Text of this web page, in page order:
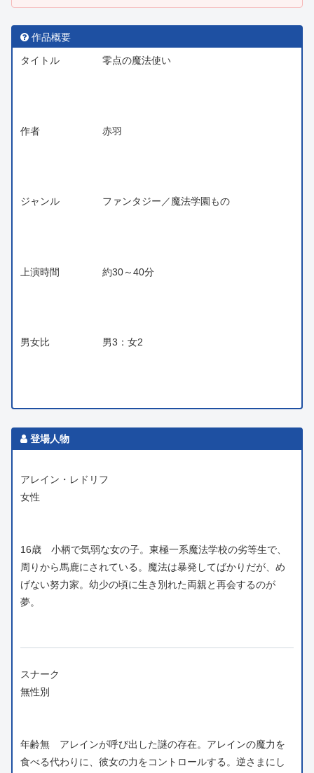
作品概要
タイトル 零点の魔法使い
作者 赤羽
ジャンル ファンタジー／魔法学園もの
上演時間 約30～40分
男女比 男3：女2
登場人物
アレイン・レドリフ
女性
16歳 小柄で気弱な女の子。東極一系魔法学校の劣等生で、
周りから馬鹿にされている。魔法は暴発してばかりだが、め
げない努力家。幼少の頃に生き別れた両親と再会するのが
夢。
スナーク
無性別
年齢無 アレインが呼び出した謎の存在。アレインの魔力を
食べる代わりに、彼女の力をコントロールする。逆さまにし